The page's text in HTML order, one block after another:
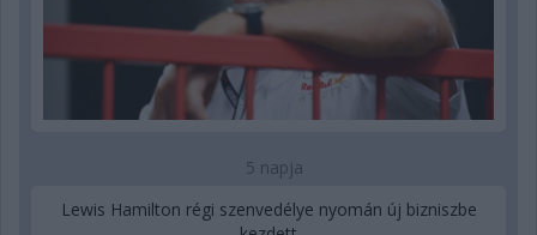
5 napja
Lewis Hamilton régi szenvedélye nyomán új bizniszbe